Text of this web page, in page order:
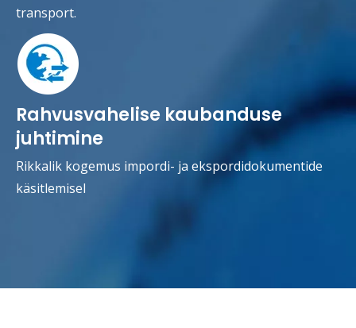
transport.
Rahvusvahelise kaubanduse
juhtimine
Rikkalik kogemus impordi- ja ekspordidokumentide
käsitlemisel